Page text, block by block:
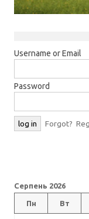
Username or Email
Password
Forgot?
Серпень 2026
Пн Вт